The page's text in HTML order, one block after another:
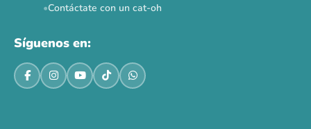
Contáctate con un cat-oh
Síguenos en: